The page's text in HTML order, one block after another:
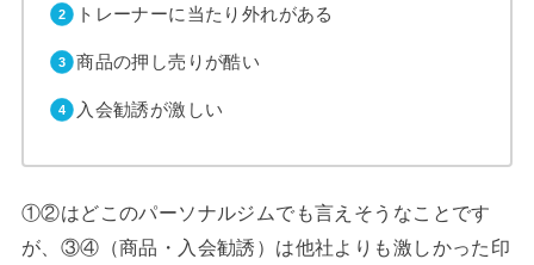
トレーナーに当たり外れがある
商品の押し売りが酷い
入会勧誘が激しい
①②はどこのパーソナルジムでも言えそうなことです
が、③④（商品・入会勧誘）は他社よりも激しかった印